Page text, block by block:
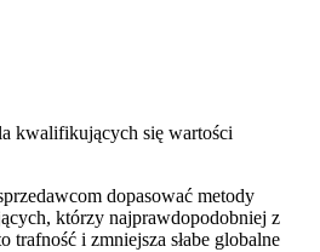
kwalifikujących się wartości
dopasować metody
którzy najprawdopodobniej z
trafność i zmniejsza słabe globalne